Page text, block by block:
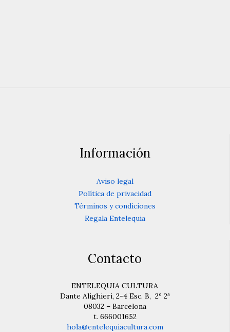
Información
Aviso legal
Política de privacidad
Términos y condiciones
Regala Entelequia
Contacto
ENTELEQUIA CULTURA
Dante Alighieri, 2-4 Esc. B, 2º 2ª
08032 – Barcelona
t. 666001652
hola@entelequiacultura.com